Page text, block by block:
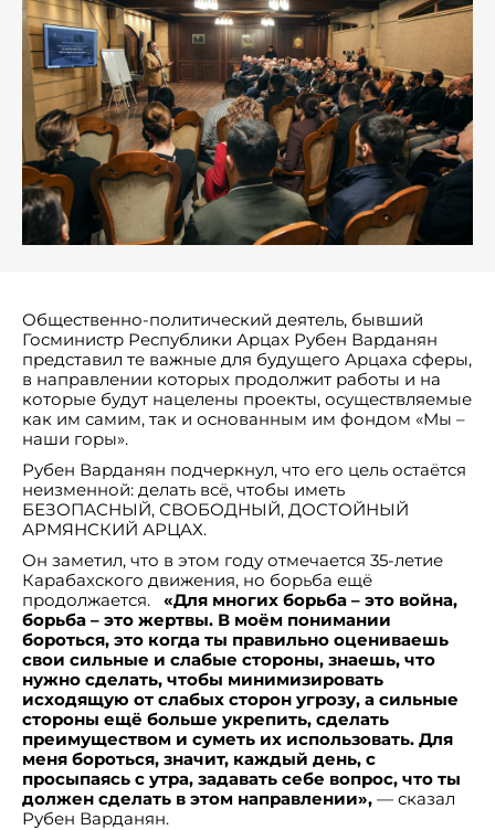
Общественно-политический деятель, бывший
Госминистр Республики Арцах Рубен Варданян
представил те важные для будущего Арцаха сферы,
в направлении которых продолжит работы и на
которые будут нацелены проекты, осуществляемые
как им самим, так и основанным им фондом «Мы –
наши горы».
Рубен Варданян подчеркнул, что его цель остаётся
неизменной: делать всё, чтобы иметь
БЕЗОПАСНЫЙ, СВОБОДНЫЙ, ДОСТОЙНЫЙ
АРМЯНСКИЙ АРЦАХ.
Он заметил, что в этом году отмечается 35-летие
Карабахского движения, но борьба ещё
продолжается. «Для многих борьба – это война,
борьба – это жертвы. В моём понимании
бороться, это когда ты правильно оцениваешь
свои сильные и слабые стороны, знаешь, что
нужно сделать, чтобы минимизировать
исходящую от слабых сторон угрозу, а сильные
стороны ещё больше укрепить, сделать
преимуществом и суметь их использовать. Для
меня бороться, значит, каждый день, с
просыпаясь с утра, задавать себе вопрос, что ты
должен сделать в этом направлении», — сказал
Рубен Варданян.